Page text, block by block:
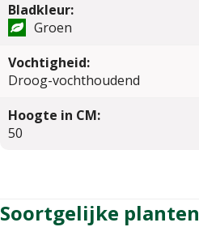
Bladkleur:
Groen
Vochtigheid:
Droog-vochthoudend
Hoogte in CM:
50
Soortgelijke planten